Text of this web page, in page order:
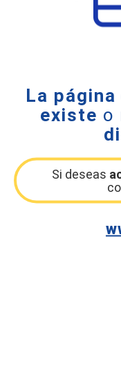
La página
existe o
Si deseas